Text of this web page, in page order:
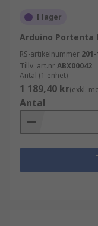
I lager
Arduino Portenta
RS-artikelnummer
Tillv. art.nrABX00042
Antal (1 enhet)
1 189,40 kr(exkl.
Antal